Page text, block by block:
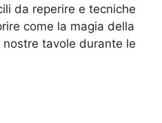
da reperire e tecniche
come la magia della
tavole durante le